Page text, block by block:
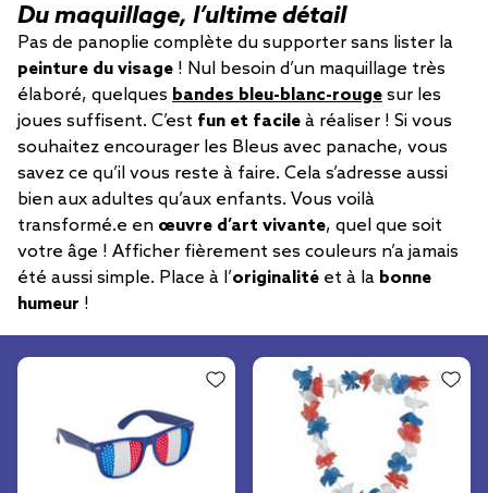
Du maquillage, l’ultime détail
Pas de panoplie complète du supporter sans lister la
peinture du visage ! Nul besoin d’un maquillage très
élaboré, quelques bandes bleu-blanc-rouge sur les
joues suffisent. C’est fun et facile à réaliser ! Si vous
souhaitez encourager les Bleus avec panache, vous
savez ce qu’il vous reste à faire. Cela s’adresse aussi
bien aux adultes qu’aux enfants. Vous voilà
transformé.e en œuvre d’art vivante, quel que soit
votre âge ! Afficher fièrement ses couleurs n’a jamais
été aussi simple. Place à l’originalité et à la bonne
humeur !